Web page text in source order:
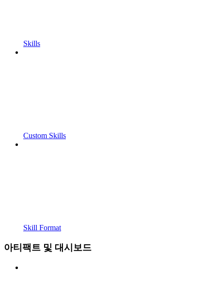
Skills
Custom Skills
Skill Format
아티팩트 및 대시보드